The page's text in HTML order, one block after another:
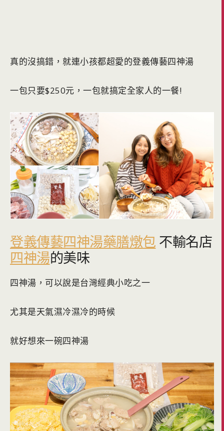
真的沒搞錯，就連小孩都超愛的登義傳藝四神湯
一包只要$250元，一包就搞定全家人的一餐!
登義傳藝四神湯藥膳燉包 不輸名店
四神湯的美味
四神湯，可以說是台灣經典小吃之一
尤其是天氣濕冷濕冷的時候
就好想來一碗四神湯